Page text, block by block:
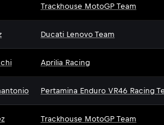
Trackhouse MotoGP Team
Ducati Lenovo Team
Aprilia Racing
Pertamina Enduro VR46 Racing
Trackhouse MotoGP Team